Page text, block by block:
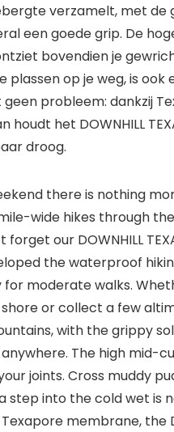
verzamelt, met de
een goede grip. De
bovendien je
plassen op je weg, is ook
geen probleem: dankzij
houdt het DOWNHILL
droog.
there is nothing
wide hikes through
forget our DOWNHILL
the waterproof
for moderate walks.
or collect a few
with the grippy
The high mid-
joints. Cross muddy
step into the cold wet is
membrane, the